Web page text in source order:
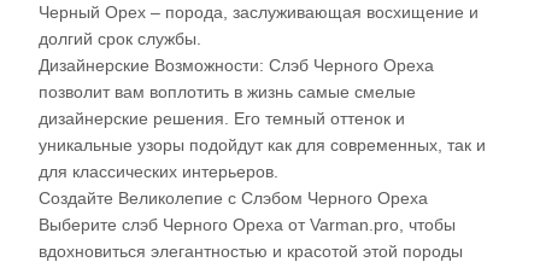
Черный Орех – порода, заслуживающая восхищение и
долгий срок службы.
Дизайнерские Возможности: Слэб Черного Ореха
позволит вам воплотить в жизнь самые смелые
дизайнерские решения. Его темный оттенок и
уникальные узоры подойдут как для современных, так и
для классических интерьеров.
Создайте Великолепие с Слэбом Черного Ореха
Выберите слэб Черного Ореха от Varman.pro, чтобы
вдохновиться элегантностью и красотой этой породы